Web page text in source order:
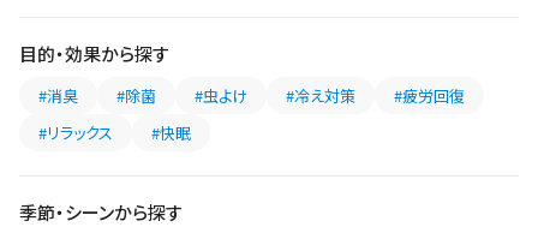
目的・効果から探す
#消臭 #除菌 #虫よけ #冷え対策
#疲労回復
#リラックス
#快眠
季節・シーンから探す